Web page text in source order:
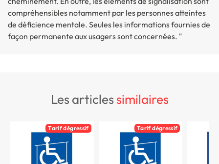
compréhensibles notamment par les personnes atteintes
de déficience mentale. Seules les informations fournies de
façon permanente aux usagers sont concernées. "
les articlessimilaires
Tarif dégressif Tarif dégressif